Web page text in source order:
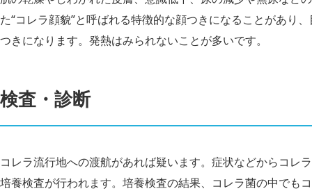
た“コレラ顔貌”と呼ばれる特徴的な顔つきになることがあり
つきになります。発熱はみられないことが多いです。
検査・診断
コレラ流行地への渡航があれば疑います。症状などからコレ
培養検査が行われます。培養検査の結果、コレラ菌の中でも